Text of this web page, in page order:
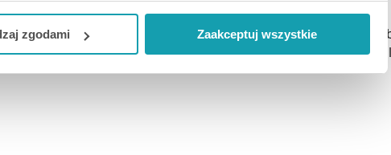
dodatkowe funkcje, z którymi wiąże się zbieranie danych o
Będzie się to jednak wiązało z brakiem dostępu do
zgodami Zaakceptuj wszystkie
i mniejszą. Większa główka służy do oczyszczania
i resztek pokarmu z trudno dostępnych miejsc, co